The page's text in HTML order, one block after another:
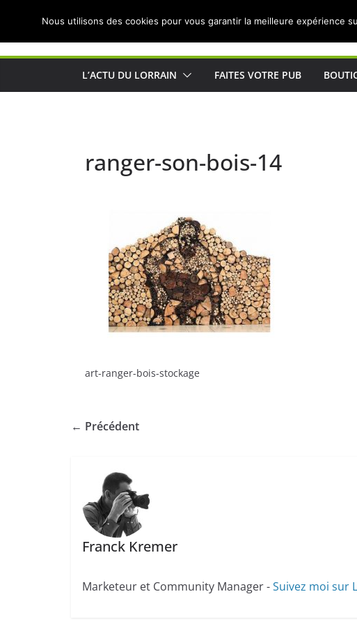
Actualités de Lorraine pour les Lorrains
L’ACTU DU LORRAIN FAITES VOTRE PUB
ranger-son-bois-14
art-ranger-bois-stockage
← Précédent
Franck Kremer
Marketeur et Community Manager -Suivez moi sur
Nous utilisons des cookies pour vous garantir la meilleure expérience